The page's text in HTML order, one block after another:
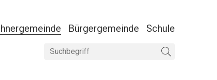
Suchbegriff
Suche starten
Bürgergemeinde Schule